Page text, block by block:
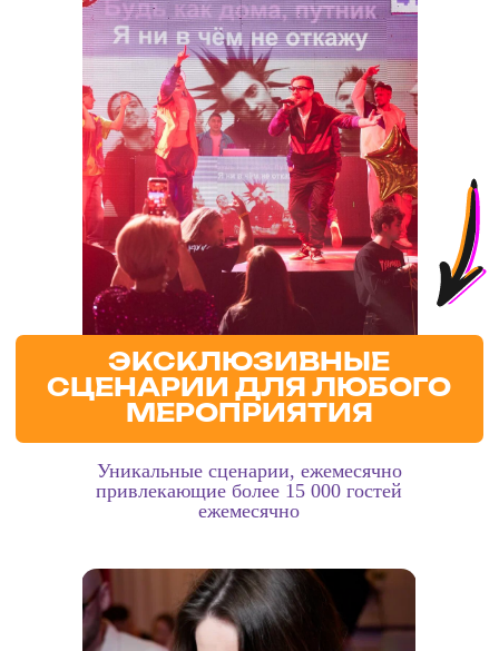
Запускает проект интерактивного Музея Чудес muzey-
Создаёт проект корпоративных игрshowhappens.ru.
familand.spb.ru— детские квесты нового
2024
Запускает MUZLOTO — музыкальное лото,
ставшее новым форматом развлекательных
Музлото являются официальными партнёрами
Запускает сразу несколько масштабных проектов:
funmarket.ru — высокотехнологичный парк
развлечений
Лофт Центр Событий ECSP